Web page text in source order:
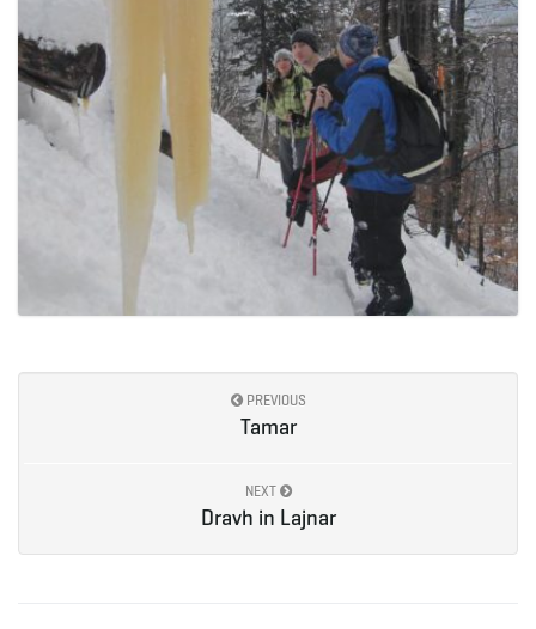
PREVIOUS
Tamar
NEXT
Dravh in Lajnar